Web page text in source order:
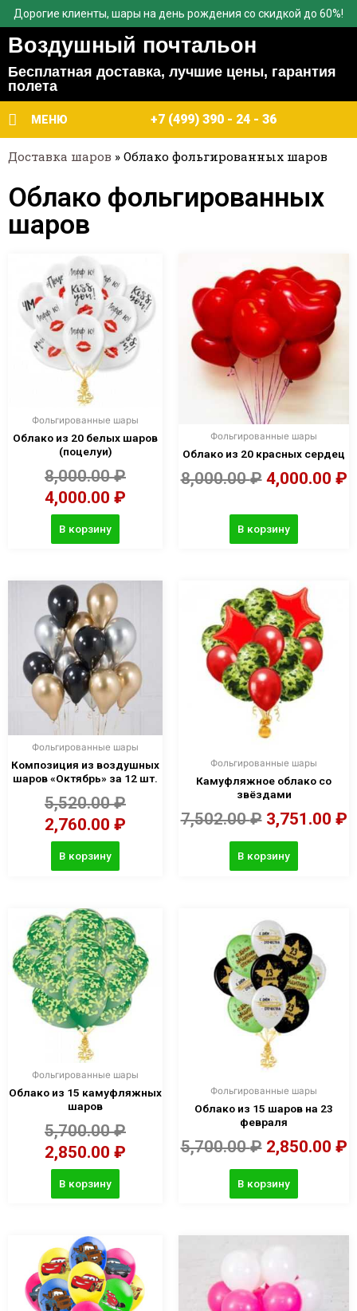
Дорогие клиенты, шары на день рождения со скидкой до 60%!
Воздушный почтальон
Бесплатная доставка, лучшие цены, гарантия
полета
МЕНЮ +7 (499) 390 - 24 - 36
Доставка шаров » Облако фольгированных шаров
Облако фольгированных
шаров
Фольгированные шары
Облако из 20 белых шаров
(поцелуи)
8,000.00₽
4,000.00 ₽
В корзину
Фольгированные шары
Облако из 20 красных сердец
8,000.00₽ 4,000.00 ₽
В корзину
Фольгированные шары
Композиция из воздушных
шаров «Октябрь» за 12 шт.
5,520.00₽
2,760.00 ₽
В корзину
Фольгированные шары
Камуфляжное облако со
звёздами
7,502.00₽ 3,751.00 ₽
В корзину
Фольгированные шары
Облако из 15 камуфляжных
шаров
5,700.00₽
2,850.00 ₽
В корзину
Фольгированные шары
Облако из 15 шаров на 23
февраля
5,700.00₽ 2,850.00 ₽
В корзину